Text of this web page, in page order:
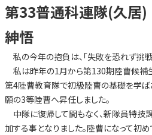
第33普通科連隊(久
紳悟
私の今年の抱負は、「失敗を恐れず挑戦
私は昨年の1月から第130期陸曹候補
第4陸曹教育隊で初級陸曹の基礎を学ば
願の3等陸曹へ昇任しました。
中隊に復帰して間もなく、新隊員特技
加する事となりました。陸曹になって初